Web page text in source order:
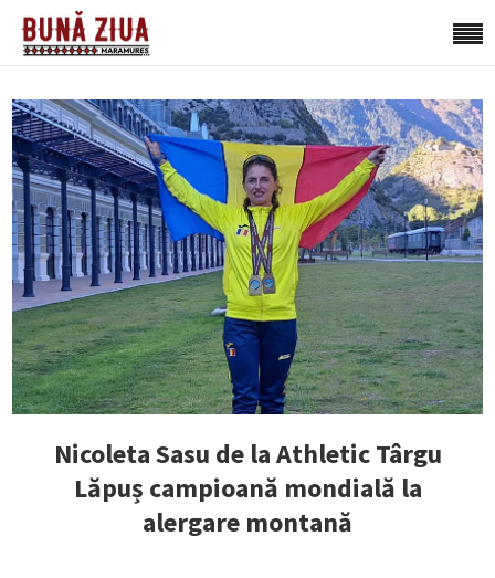
Nicoleta Sasu de la Athletic Târgu
Lăpuș campioană mondială la
alergare montană